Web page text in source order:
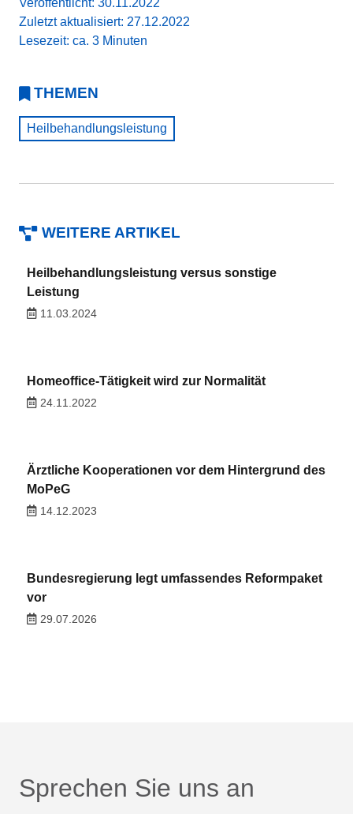
Veröffentlicht: 30.11.2022
Zuletzt aktualisiert: 27.12.2022
Lesezeit: ca. 3 Minuten
THEMEN
Heilbehandlungsleistung
WEITERE ARTIKEL
Heilbehandlungsleistung versus sonstige
Leistung
11.03.2024
Homeoffice-Tätigkeit wird zur Normalität
24.11.2022
Ärztliche Kooperationen vor dem Hintergrund des
MoPeG
14.12.2023
Bundesregierung legt umfassendes Reformpaket
vor
29.07.2026
Sprechen Sie uns an